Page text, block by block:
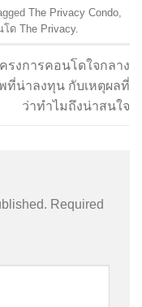
The Privacy Condo
ด The Privacy.
รงการคอนโดใจกลาง
ที่น่าลงทุน กับเหตุผลที่
ว่าทำไมถึงน่าสนใจ
Required